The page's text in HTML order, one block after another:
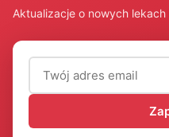
Aktualizacje o nowych
Adres email (wymagany)